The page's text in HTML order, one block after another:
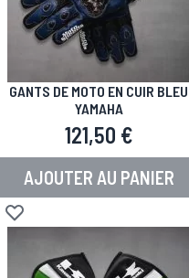
GANTS DE MOTO EN CUIR BLEU
YAMAHA
121,50 €
AJOUTER AU PANIER
Ajouter à la liste d'achats